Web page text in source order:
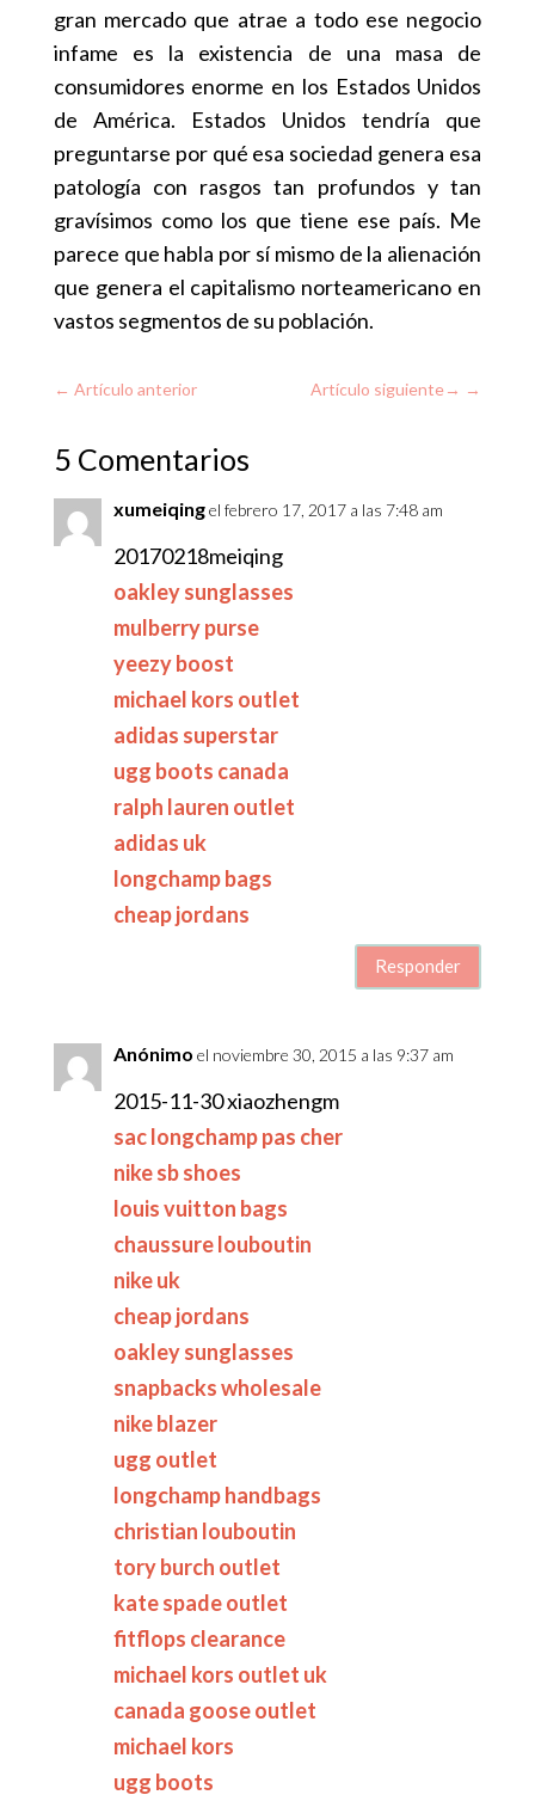
gran mercado que atrae a todo ese negocio
infame es la existencia de una masa de
consumidores enorme en los Estados Unidos
de América. Estados Unidos tendría que
preguntarse por qué esa sociedad genera esa
patología con rasgos tan profundos y tan
gravísimos como los que tiene ese país. Me
parece que habla por sí mismo de la alienación
que genera el capitalismo norteamericano en
vastos segmentos de su población.
← Artículo anterior Artículo siguiente →
5 Comentarios
xumeiqingel febrero 17, 2017 a las 7:48 am
20170218meiqing
oakley sunglasses
mulberry purse
yeezy boost
michael kors outlet
adidas superstar
ugg boots canada
ralph lauren outlet
adidas uk
longchamp bags
cheap jordans
Responder
Anónimo el noviembre 30, 2015 a las 9:37 am
2015-11-30 xiaozhengm
sac longchamp pas cher
nike sb shoes
louis vuitton bags
chaussure louboutin
nike uk
cheap jordans
oakley sunglasses
snapbacks wholesale
nike blazer
ugg outlet
longchamp handbags
christian louboutin
tory burch outlet
kate spade outlet
fitflops clearance
michael kors outlet uk
canada goose outlet
michael kors
ugg boots